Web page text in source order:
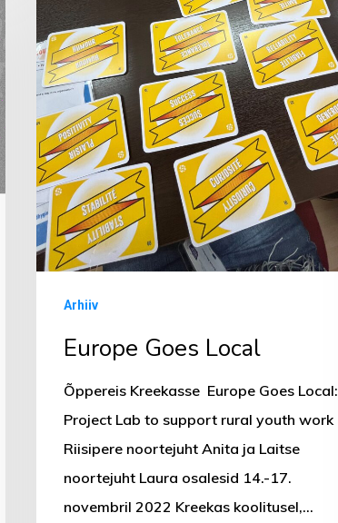
Arhiiv
Europe Goes Local
Õppereis Kreekasse Europe Goes Local:
Project Lab to support rural youth work
Riisipere noortejuht Anita ja Laitse
noortejuht Laura osalesid 14.-17.
novembril 2022 Kreekas koolitusel,…